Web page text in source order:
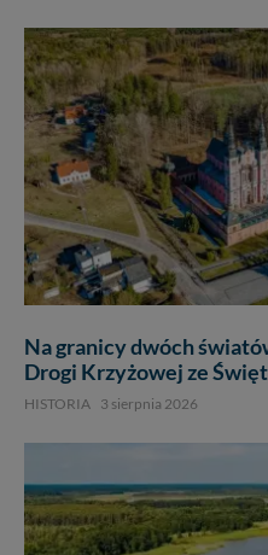
Na granicy dwóch
Drogi Krzyżowej ze
HISTORIA 3 sierpnia 2026